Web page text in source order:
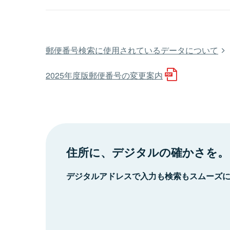
郵便番号検索に使用されているデータについて
2025年度版郵便番号の変更案内
住所に、デジタルの確かさを。
デジタルアドレスで入力も検索もスムーズ